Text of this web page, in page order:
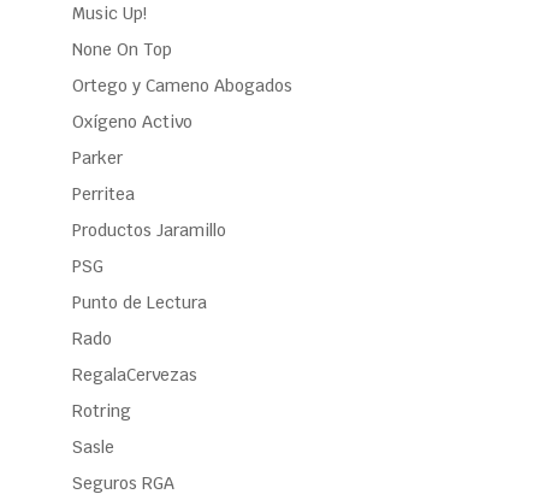
Music Up!
None On Top
Ortego y Cameno Abogados
Oxígeno Activo
Parker
Perritea
Productos Jaramillo
PSG
Punto de Lectura
Rado
RegalaCervezas
Rotring
Sasle
Seguros RGA